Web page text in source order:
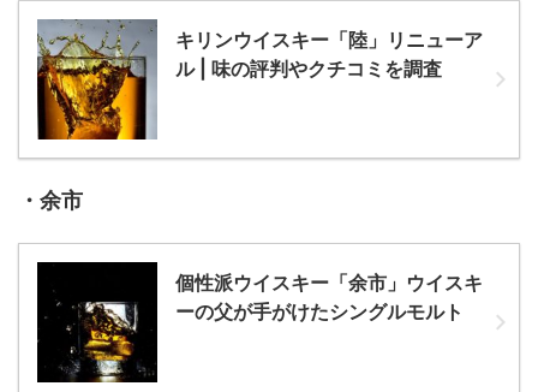
キリンウイスキー「陸」リニューア
ル | 味の評判やクチコミを調査
・余市
個性派ウイスキー「余市」ウイスキ
ーの父が手がけたシングルモルト